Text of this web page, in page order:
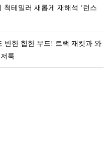
테일러 새롭게 재해석 ‘런스
반한 힙한 무드! 트랙 재킷과 와
룩